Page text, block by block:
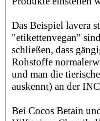
Das Beispiel lavera
"etikettenvegan"
schließen, dass
Rohstoffe
und man die
auskennt) an der
Bei Cocos Betain